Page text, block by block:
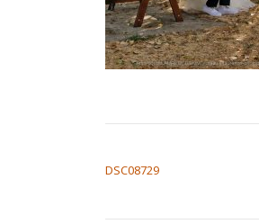
DSC08729